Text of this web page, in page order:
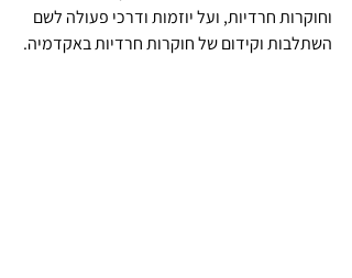
וחוקרות חרדיות, ועל יוזמות ודרכי פעולה לשם
השתלבות וקידום של חוקרות חרדיות באקדמיה.